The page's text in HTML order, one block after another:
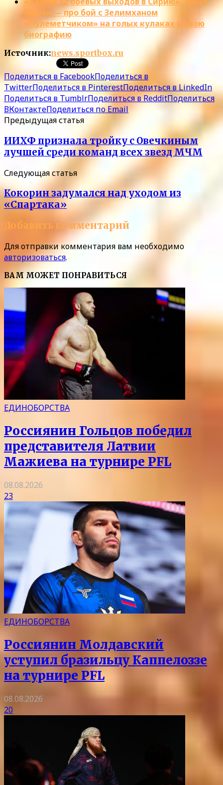
Моряк — про бой с Зелимханом
«Пулеметчиком» на голых кулаках и свою
биографию
Источник:news.sportbox.ru
Поделиться в FacebookПоделиться в
TwitterПоделиться в PinterestПоделиться в LinkedIn
Поделиться в TumblrПоделиться в RedditПоделиться
ВКонтактеПоделиться по Email
Предыдущая статья
ИИХФ признала тройку с Овечкиным
лучшей среди команд всех звезд МЧМ
Следующая статья
Кокорин задумался над уходом из
«Спартака»
Добавить комментарий
Для отправки комментария вам необходимо
авторизоваться.
ВАМ МОЖЕТ ПОНРАВИТЬСЯ
ЕДИНОБОРСТВА
Россиянин Гольцов победил
представителя Латвии
Мажиева на турнире PFL
08.08.2026
23
ЕДИНОБОРСТВА
Россиянин Молдавский
уступил бразильцу Каппелоззе
на турнире PFL
08.08.2026
20